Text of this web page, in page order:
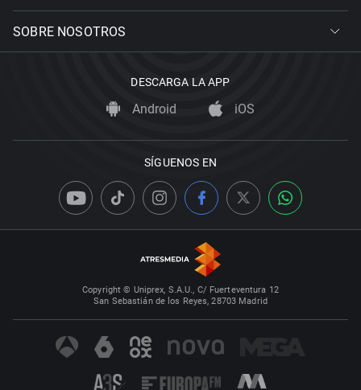
SOBRE NOSOTROS
DESCARGA LA APP
Android iOS
SÍGUENOS EN
Copyright © Uniprex, S.A.U., C/ Fuerteventura 12
San Sebastián de los Reyes, 28703 Madrid